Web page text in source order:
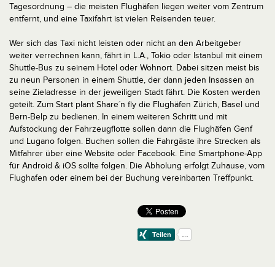
Tagesordnung – die meisten Flughäfen liegen weiter vom Zentrum
entfernt, und eine Taxifahrt ist vielen Reisenden teuer.
Wer sich das Taxi nicht leisten oder nicht an den Arbeitgeber
weiter verrechnen kann, fährt in L.A., Tokio oder Istanbul mit einem
Shuttle-Bus zu seinem Hotel oder Wohnort. Dabei sitzen meist bis
zu neun Personen in einem Shuttle, der dann jeden Insassen an
seine Zieladresse in der jeweiligen Stadt fährt. Die Kosten werden
geteilt. Zum Start plant Share´n fly die Flughäfen Zürich, Basel und
Bern-Belp zu bedienen. In einem weiteren Schritt und mit
Aufstockung der Fahrzeugflotte sollen dann die Flughäfen Genf
und Lugano folgen. Buchen sollen die Fahrgäste ihre Strecken als
Mitfahrer über eine Website oder Facebook. Eine Smartphone-App
für Android & iOS sollte folgen. Die Abholung erfolgt Zuhause, vom
Flughafen oder einem bei der Buchung vereinbarten Treffpunkt.